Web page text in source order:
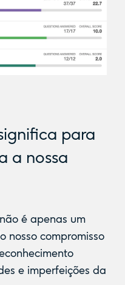
para
a nossa
é apenas um
nosso compromisso
e imperfeições da